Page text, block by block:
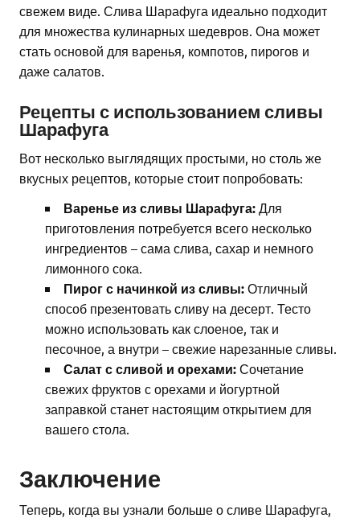
свежем виде. Слива Шарафуга идеально подходит
для множества кулинарных шедевров. Она может
стать основой для варенья, компотов, пирогов и
даже салатов.
Рецепты с использованием сливы
Шарафуга
Вот несколько выглядящих простыми, но столь же
вкусных рецептов, которые стоит попробовать:
Варенье из сливы Шарафуга: Для
приготовления потребуется всего несколько
ингредиентов – сама слива, сахар и немного
лимонного сока.
Пирог с начинкой из сливы: Отличный
способ презентовать сливу на десерт. Тесто
можно использовать как слоеное, так и
песочное, а внутри – свежие нарезанные сливы.
Салат с сливой и орехами: Сочетание
свежих фруктов с орехами и йогуртной
заправкой станет настоящим открытием для
вашего стола.
Заключение
Теперь, когда вы узнали больше о сливе Шарафуга,